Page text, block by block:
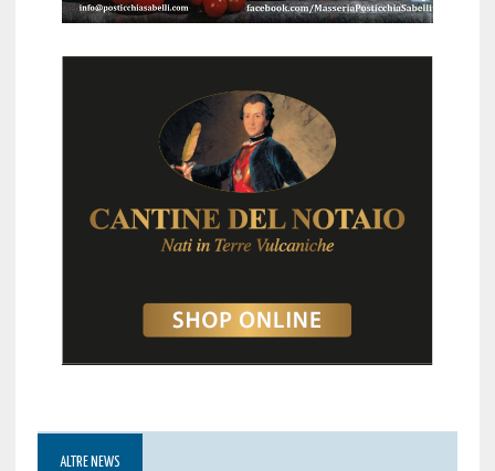
ALTRE NEWS